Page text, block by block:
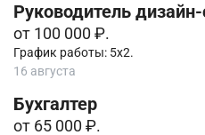
Руководитель
от 100 000 ₽.
График работы: 5х2.
16 августа
Бухгалтер
от 65 000 ₽.